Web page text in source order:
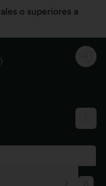
o superiores a
Login